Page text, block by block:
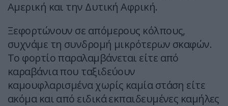
Αμερική και την Δυτική Αφρική.
Ξεφορτώνουν σε απόμερους κόλπους,
συχνάμε τη συνδρομή μικρότερων σκαφών.
Το φορτίο παραλαμβάνεται είτε από
καραβάνια που ταξιδεύουν
καμουφλαρισμένα χωρίς καμία στάση είτε
ακόμα και από ειδικά εκπαιδευμένες καμήλες